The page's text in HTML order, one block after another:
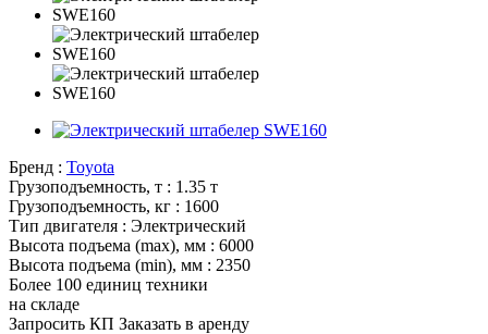
Бренд : Toyota
Грузоподъемность, т : 1.35 т
Грузоподъемность, кг : 1600
Тип двигателя : Электрический
Высота подъема (max), мм : 6000
Высота подъема (min), мм : 2350
Более 100 единиц техники
на складе
Запросить КП Заказать в аренду